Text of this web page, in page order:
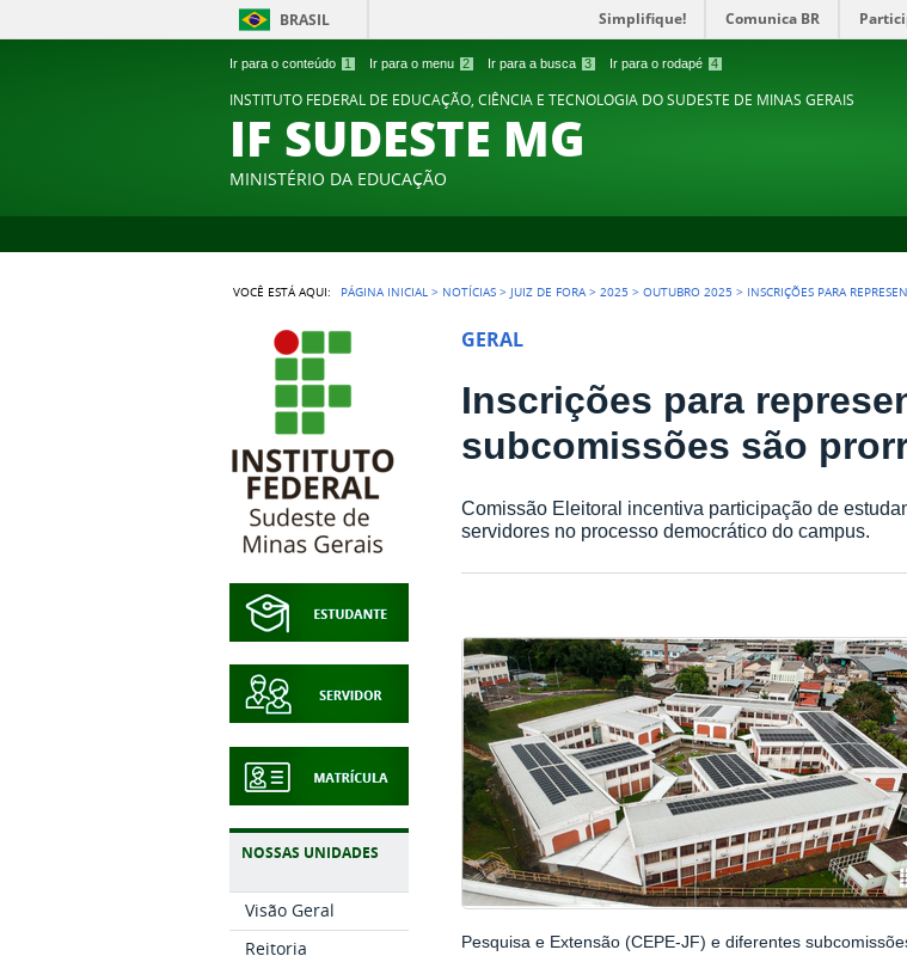
Ir para o conteúdo 1 Ir para o menu 2 Ir para a busca 3 Ir para o rodapé 4
BRASIL Simplifique! Comunica BR
INSTITUTO FEDERAL DE EDUCAÇÃO, CIÊNCIA E TECNOLOGIA DO SUDESTE DE MINAS GERAIS
IF SUDESTE MG
MINISTÉRIO DA EDUCAÇÃO
VOCÊ ESTÁ AQUI: PÁGINA INICIAL > NOTÍCIAS > JUIZ DE FORA >2025 >OUTUBRO 2025 > INSCRIÇÕES PARA
NOSSAS UNIDADES
Visão Geral
Reitoria
GERAL
Inscrições para
subcomissões são
Comissão Eleitoral incentiva participação de
servidores no processo democrático do campus.
Pesquisa e Extensão (CEPE-JF) e diferentes